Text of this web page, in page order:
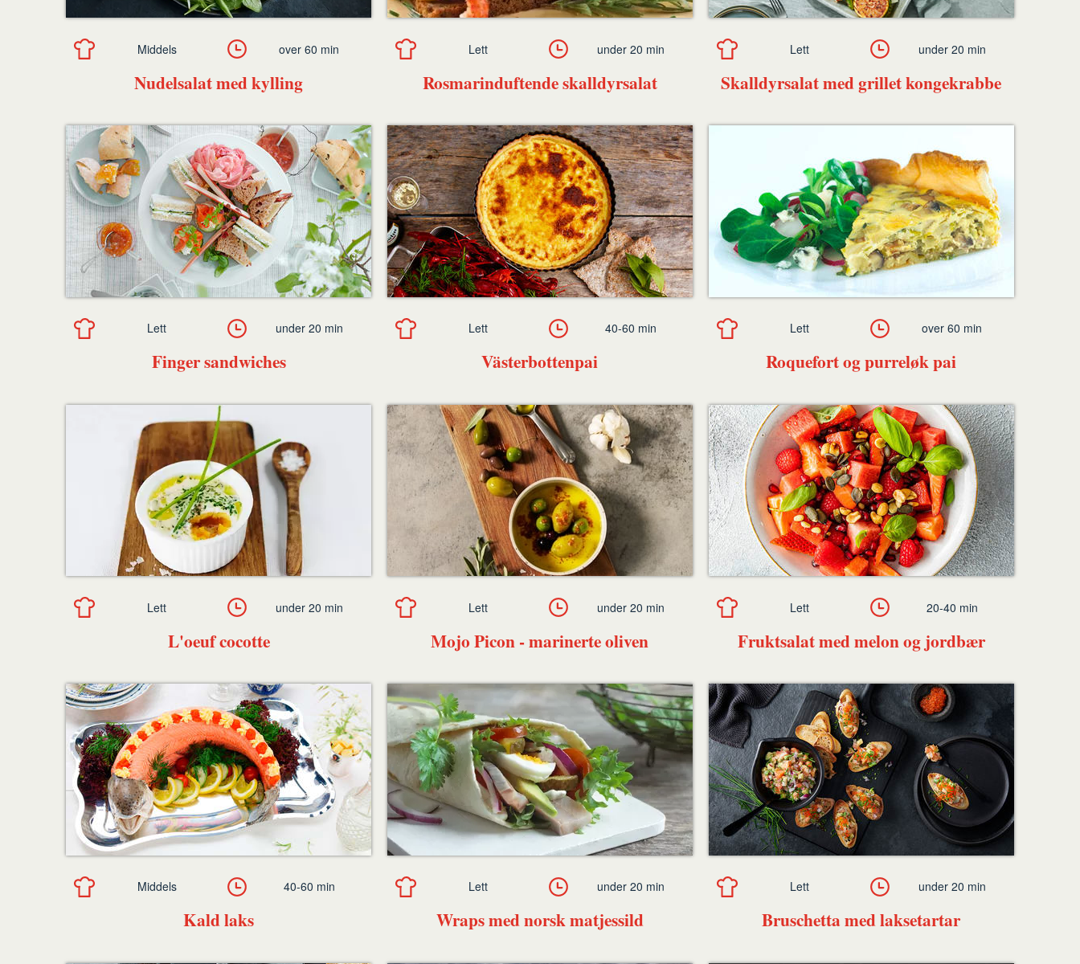
Nudelsalat med kylling
Middels over 60 min
Rosmarinduftende skalldyrsalat
Lett under 20 min
Skalldyrsalat med grillet kongekrabbe
Lett under 20 min
Finger sandwiches
Lett under 20 min
Västerbottenpai
Lett 40-60 min
Roquefort og purreløk pai
Lett over 60 min
L'oeuf cocotte
Lett under 20 min
Mojo Picon - marinerte oliven
Lett under 20 min
Fruktsalat med melon og jordbær
Lett 20-40 min
Kald laks
Middels 40-60 min
Wraps med norsk matjessild
Lett under 20 min
Bruschetta med laksetartar
Lett under 20 min